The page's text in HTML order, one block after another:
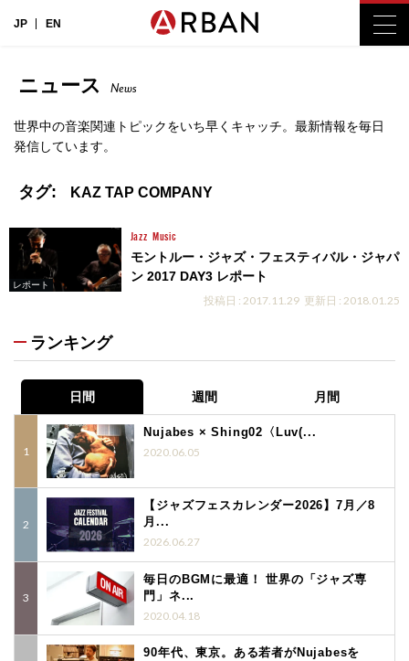
JP EN
ニュース News
世界中の音楽関連トピックをいち早くキャッチ。最新情報を毎日
発信しています。
タグ: KAZ TAP COMPANY
レポート
Jazz Music
モントルー・ジャズ・フェスティバル・ジャパ
ン 2017 DAY3 レポート
投稿日 : 2017.11.29 更新日 : 2018.01.25
ランキング
日間 週間 月間
Nujabes × Shing02〈Luv(...
2020.06.05
【ジャズフェスカレンダー2026】7月／8
月...
2026.06.27
毎日のBGMに最適！ 世界の「ジャズ専
門」ネ...
2020.04.18
90年代、東京。ある若者がNujabesを